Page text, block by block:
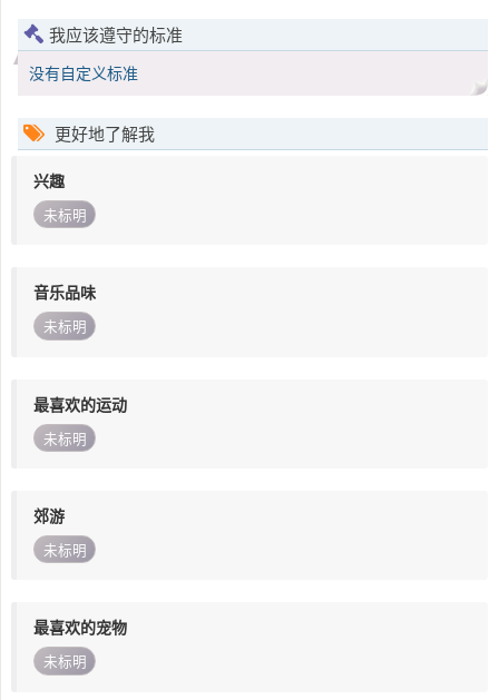
我应该遵守的标准
没有自定义标准
更好地了解我
兴趣
未标明
音乐品味
未标明
最喜欢的运动
未标明
郊游
未标明
最喜欢的宠物
未标明